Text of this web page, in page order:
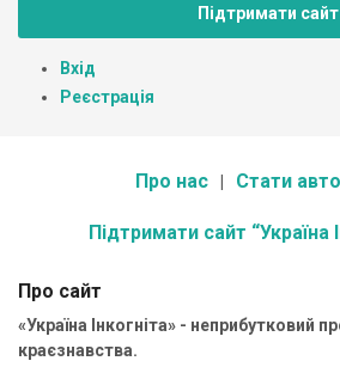
Підтримати сайт
Вхід
Реєстрація
Про нас Стати
Підтримати сайт “Україна
Про сайт
«Україна Інкогніта» - неприбутковий
краєзнавства.